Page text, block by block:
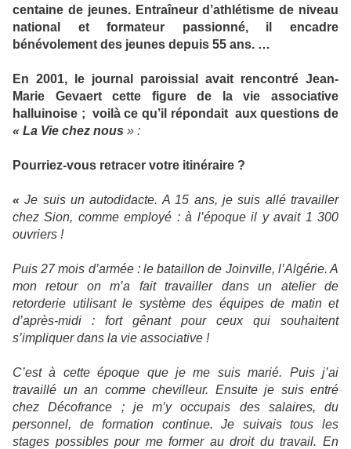
centaine de jeunes. Entraîneur d’athlétisme de niveau
national et formateur passionné, il encadre
bénévolement des jeunes depuis 55 ans. …
En 2001, le journal paroissial avait rencontré Jean-
Marie Gevaert cette figure de la vie associative
halluinoise ; voilà ce qu’il répondait aux questions de
« La Vie chez nous » :
Pourriez-vous retracer votre itinéraire ?
« Je suis un autodidacte. A 15 ans, je suis allé travailler
chez Sion, comme employé : à l’époque il y avait 1 300
ouvriers !
Puis 27 mois d’armée : le bataillon de Joinville, l’Algérie. A
mon retour on m’a fait travailler dans un atelier de
retorderie utilisant le système des équipes de matin et
d’après-midi : fort gênant pour ceux qui souhaitent
s’impliquer dans la vie associative !
C’est à cette époque que je me suis marié. Puis j’ai
travaillé un an comme chevilleur. Ensuite je suis entré
chez Décofrance ; je m’y occupais des salaires, du
personnel, de formation continue. Je suivais tous les
stages possibles pour me former au droit du travail. En